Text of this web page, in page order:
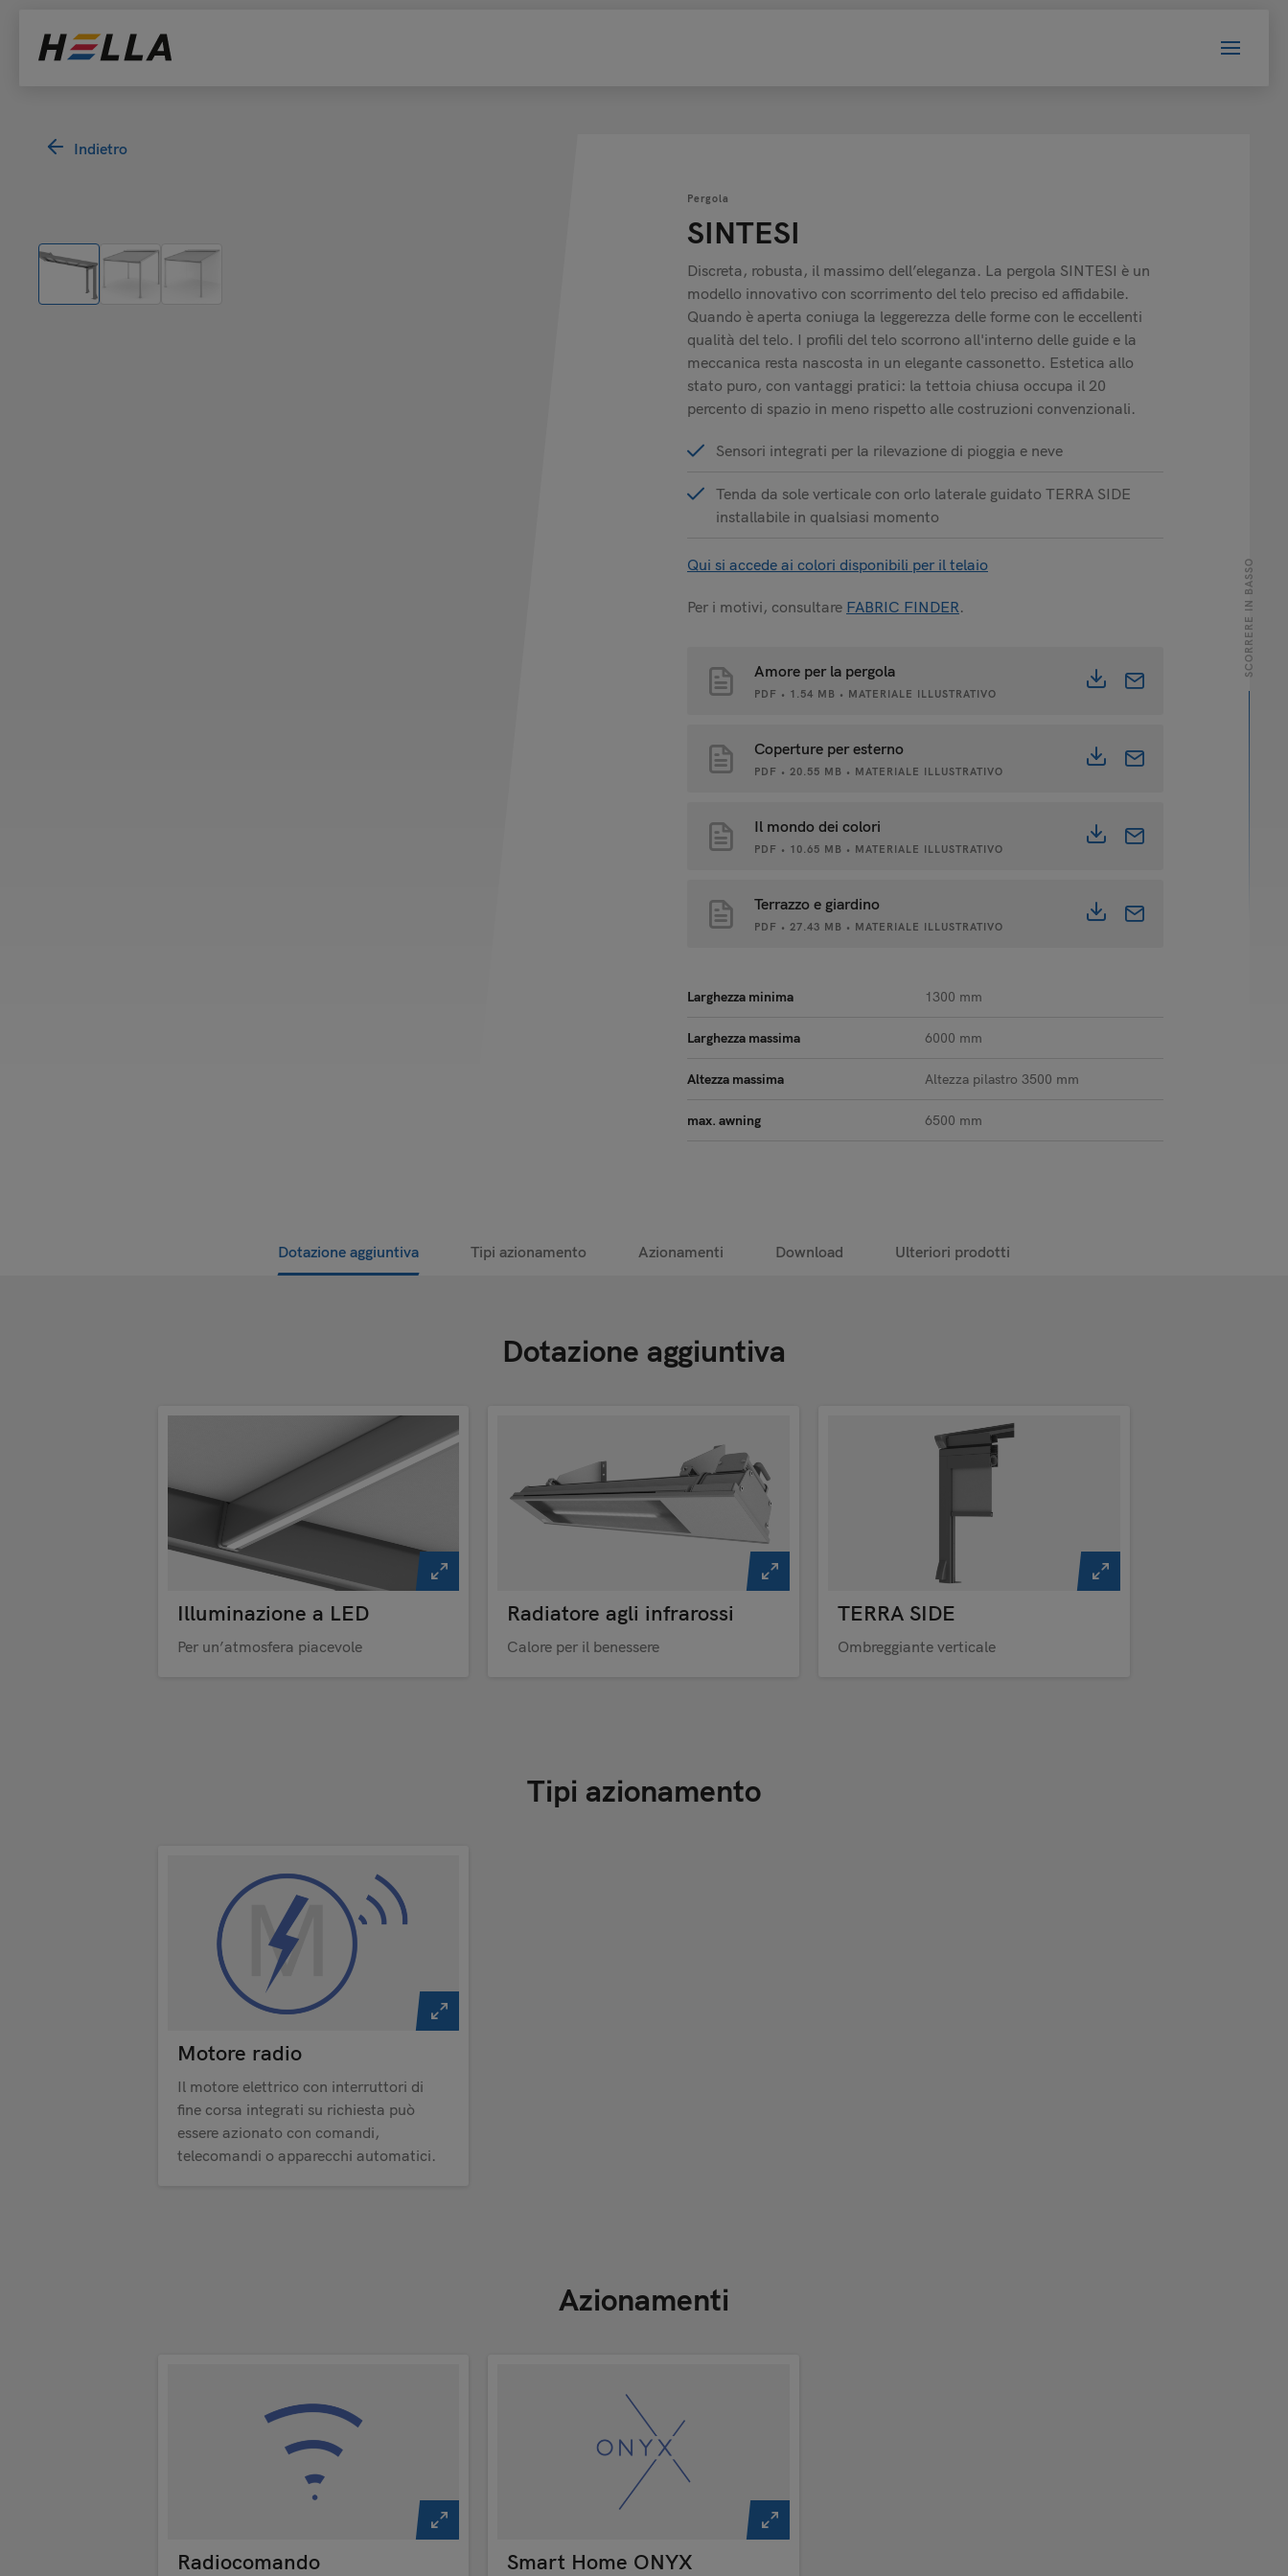
Indietro
Pergola
SINTESI
Discreta, robusta, il massimo dell’eleganza. La pergola SINTESI è un
modello innovativo con scorrimento del telo preciso ed affidabile.
Quando è aperta coniuga la leggerezza delle forme con le eccellenti
qualità del telo. I profili del telo scorrono all'interno delle guide e la
meccanica resta nascosta in un elegante cassonetto. Estetica allo
stato puro, con vantaggi pratici: la tettoia chiusa occupa il 20
percento di spazio in meno rispetto alle costruzioni convenzionali.
Sensori integrati per la rilevazione di pioggia e neve
Tenda da sole verticale con orlo laterale guidato TERRA SIDE
installabile in qualsiasi momento
Qui si accede ai colori disponibili per il telaio
Per i motivi, consultare FABRIC FINDER.
Amore per la pergola
PDF • 1.54 MB • MATERIALE ILLUSTRATIVO
Coperture per esterno
PDF • 20.55 MB • MATERIALE ILLUSTRATIVO
Il mondo dei colori
PDF • 10.65 MB • MATERIALE ILLUSTRATIVO
Terrazzo e giardino
PDF • 27.43 MB • MATERIALE ILLUSTRATIVO
Larghezza minima 1300 mm
Larghezza massima 6000 mm
Altezza massima Altezza pilastro 3500 mm
max. awning 6500 mm
SCORRERE IN BASSO
Dotazione aggiuntiva Tipi azionamento Azionamenti Download Ulteriori prodotti
Dotazione aggiuntiva
Illuminazione a LED
Per un’atmosfera piacevole
Radiatore agli infrarossi
Calore per il benessere
TERRA SIDE
Ombreggiante verticale
Tipi azionamento
Motore radio
Il motore elettrico con interruttori di
fine corsa integrati su richiesta può
essere azionato con comandi,
telecomandi o apparecchi automatici.
Azionamenti
Radiocomando Smart Home ONYX